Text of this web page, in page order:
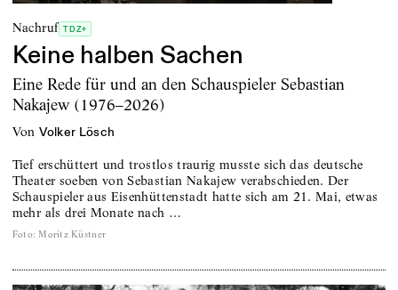
Nachruf TDZ+
Keine halben Sachen
Eine Rede für und an den Schauspieler Sebastian
Nakajew (1976–2026)
von Volker Lösch
Tief erschüttert und trostlos traurig musste sich das deutsche
Theater soeben von Sebastian Nakajew verabschieden. Der
Schauspieler aus Eisenhüttenstadt hatte sich am 21. Mai, etwas
mehr als drei Monate nach …
Foto: Moritz Küstner